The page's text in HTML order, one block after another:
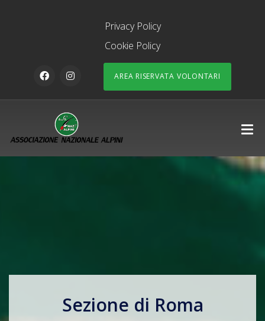
Privacy Policy
Cookie Policy
AREA RISERVATA VOLONTARI
Sezione di Roma